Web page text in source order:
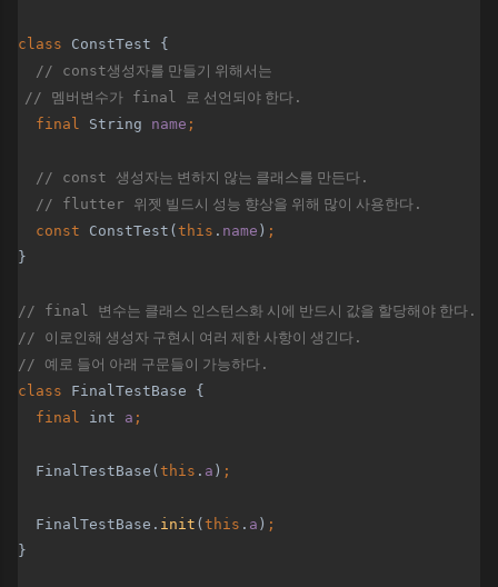
class ConstTest {
// const생성자를 만들기 위해서는
// 멤버변수가 final 로 선언되야 한다 .
final String name ;
// const 생성자는 변하지 않는 클래스를 만든다 .
  // flutter
위젯 빌드시 성능 향상을 위해 많이 사용한다 .
const ConstTest(this . name ) ;
}
// final 변수는 클래스 인스턴스화 시에 반드시 값을 할당해야 한다 .
// 이로인해 생성자 구현시 여러 제한 사항이 생긴다 .
// 예로 들어 아래 구문들이 가능하다 .
class FinalTestBase {
final int a ;
FinalTestBase(this . a ) ;
FinalTestBase. init (this . a ) ;
}